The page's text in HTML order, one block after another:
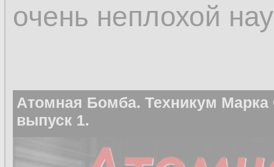
очень неплохой
Атомная Бомба. Техникум Марка
выпуск 1.